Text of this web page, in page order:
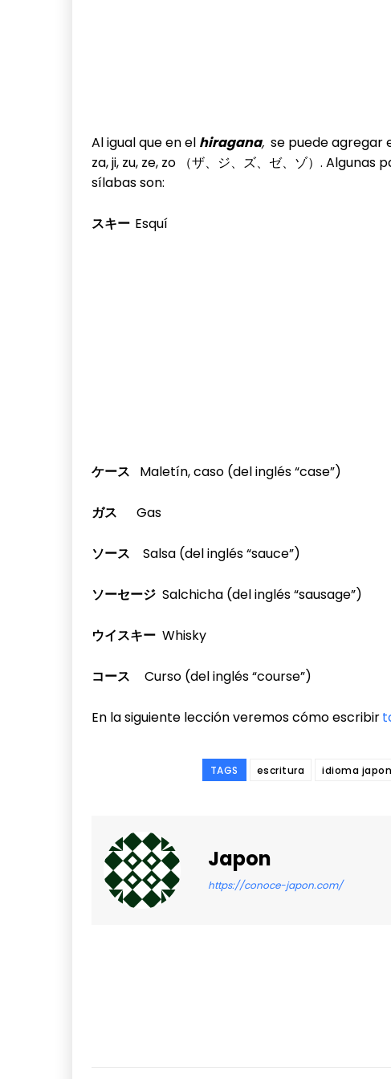
Al igual que en el hiragana, se puede agregar
za, ji, zu, ze, zo （ザ、ジ、ズ、ゼ、ゾ）.
sílabas son:
スキー Esquí
ケース Maletín, caso (del inglés “case”)
ガス Gas
ソース Salsa (del inglés “sauce”)
ソーセージ Salchicha (del inglés “sausage”)
ウイスキー Whisky
コース Curso (del inglés “course”)
En la siguiente lección veremos cómo escribir
TAGS escritura idioma
Japon
https://conoce-japon.com/